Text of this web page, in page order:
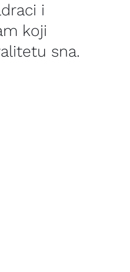
i
koji
sna.